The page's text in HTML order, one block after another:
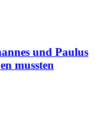
und Paulus
mussten